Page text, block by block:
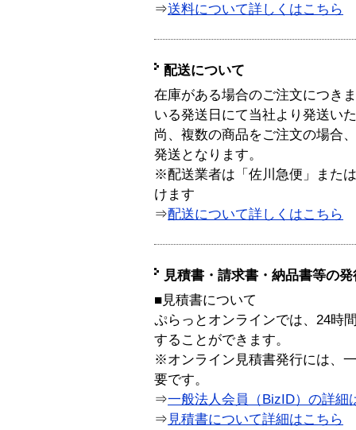
⇒送料について詳しくはこちら
配送について
在庫がある場合のご注文につき
いる発送日にて当社より発送い
尚、複数の商品をご注文の場合
発送となります。
※配送業者は「佐川急便」また
けます
⇒配送について詳しくはこちら
見積書・請求書・納品書等の
■見積書について
ぷらっとオンラインでは、24時
することができます。
※オンライン見積書発行には、
要です。
⇒一般法人会員（BizID）の詳細
⇒ 見積書について詳細はこちら